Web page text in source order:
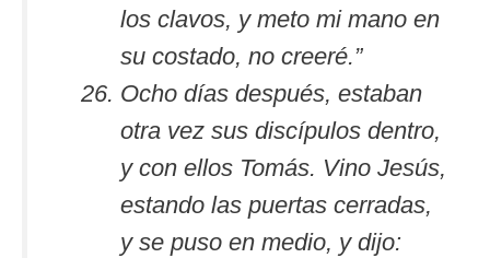
los clavos, y meto mi mano en
su costado, no creeré.”
Ocho días después, estaban
otra vez sus discípulos dentro,
y con ellos Tomás. Vino Jesús,
estando las puertas cerradas,
y se puso en medio, y dijo: